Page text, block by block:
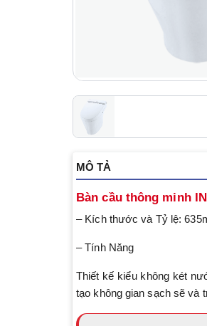
MÔ TẢ
Bàn cầu thông minh
– Kích thước và Tỷ lệ:
– Tính Năng
Thiết kế kiểu không két
tạo không gian sạch sẽ và